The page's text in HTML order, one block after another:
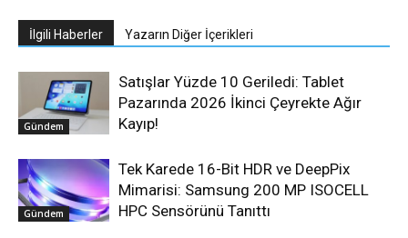
İlgili Haberler Yazarın Diğer İçerikleri
Gündem
Satışlar Yüzde 10 Geriledi: Tablet
Pazarında 2026 İkinci Çeyrekte Ağır
Kayıp!
Gündem
Tek Karede 16-Bit HDR ve DeepPix
Mimarisi: Samsung 200 MP ISOCELL
HPC Sensörünü Tanıttı